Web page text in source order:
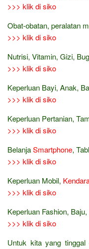
>>> klik di siko
Obat-obatan, peralatan
>>> klik di siko
Nutrisi, Vitamin, Gizi,
>>> klik di siko
Keperluan Bayi, Anak,
>>> klik di siko
Keperluan Pertanian,
>>> klik di siko
BelanjaSmartphone,
>>> klik di siko
Keperluan Mobil,
>>> klik di siko
Keperluan Fashion,
>>> klik di siko
Untuk kita yang